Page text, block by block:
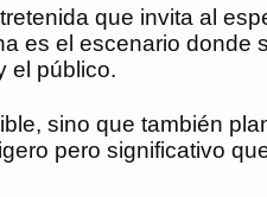
que invita al
es el escenario donde
el público.
sino que también
pero significativo